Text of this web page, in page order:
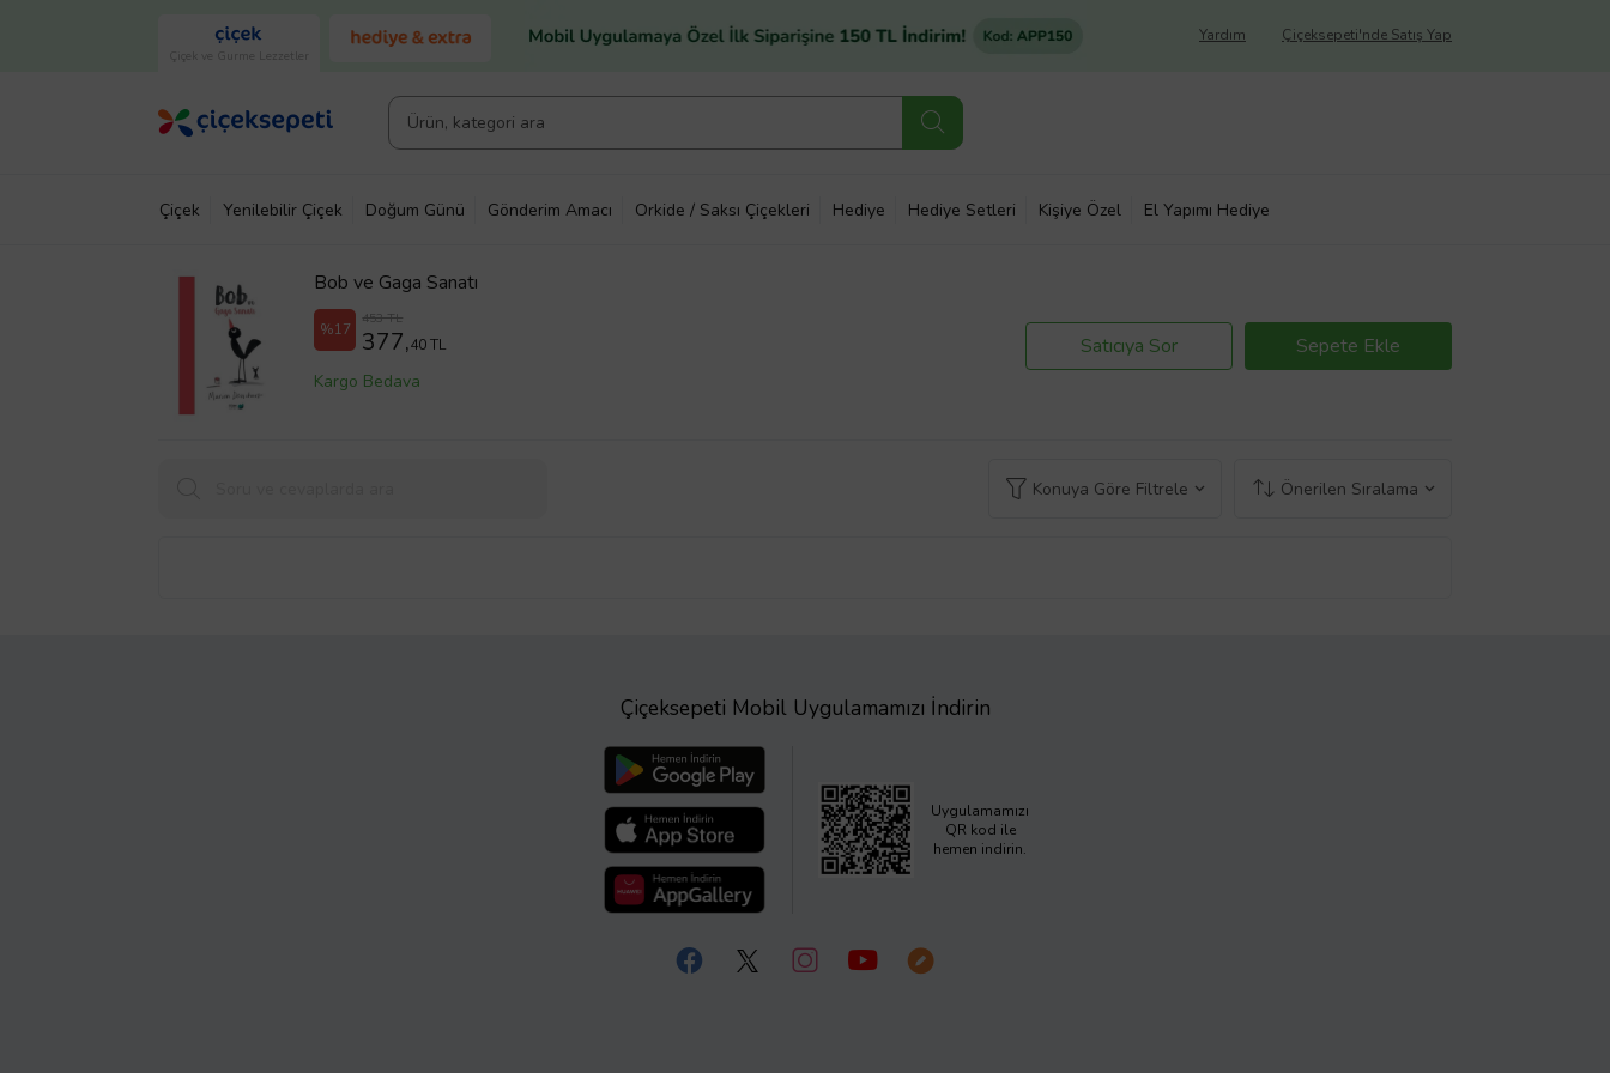
Çiçek ve Gurme Lezzetler
Çiçeksepeti'nde Satış Yap
Yardım
Çiçek Yenilebilir Çiçek Doğum Günü Gönderim Amacı Orkide / Saksı Çiçekleri Hediye Hediye Setleri Kişiye Özel El Yapımı Hediye
Bob ve Gaga Sanatı
%17
453 TL
377,40 TL
Kargo Bedava
Satıcıya Sor Sepete Ekle
Konuya Göre Filtrele Önerilen Sıralama
Çiçeksepeti Mobil Uygulamamızı İndirin
Uygulamamızı
QR kod ile
hemen indirin.